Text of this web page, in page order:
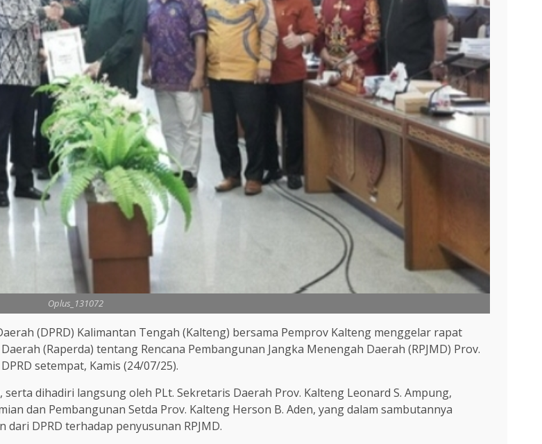
Oplus_131072
(DPRD) Kalimantan Tengah (Kalteng) bersama Pemprov Kalteng menggelar rapat
(Raperda) tentang Rencana Pembangunan Jangka Menengah Daerah (RPJMD) Prov.
setempat, Kamis (24/07/25).
dihadiri langsung oleh PLt. Sekretaris Daerah Prov. Kalteng Leonard S. Ampung,
dan Pembangunan Setda Prov. Kalteng Herson B. Aden, yang dalam sambutannya
DPRD terhadap penyusunan RPJMD.